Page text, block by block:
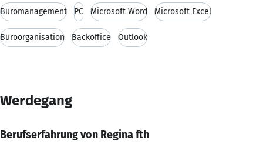
Büromanagement PC Microsoft Word Microsoft Excel
Büroorganisation Backoffice Outlook
Werdegang
Berufserfahrung von Regina fth